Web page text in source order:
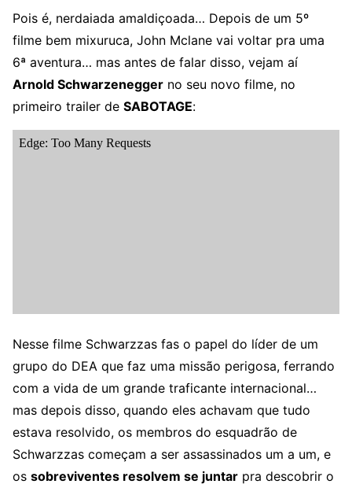
Pois é, nerdaiada amaldiçoada… Depois de um 5º
filme bem mixuruca, John Mclane vai voltar pra uma
6ª aventura… mas antes de falar disso, vejam aí
Arnold Schwarzenegger no seu novo filme, no
primeiro trailer de SABOTAGE:
Nesse filme Schwarzzas fas o papel do líder de um
grupo do DEA que faz uma missão perigosa, ferrando
com a vida de um grande traficante internacional…
mas depois disso, quando eles achavam que tudo
estava resolvido, os membros do esquadrão de
Schwarzzas começam a ser assassinados um a um, e
os sobreviventes resolvem se juntar pra descobrir o